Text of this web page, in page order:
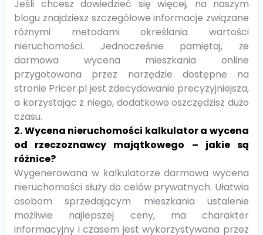
Jeśli chcesz dowiedzieć się więcej, na naszym
blogu znajdziesz szczegółowe informacje związane
różnymi metodami określania wartości
nieruchomości. Jednocześnie pamiętaj, że
darmowa wycena mieszkania online
przygotowana przez narzędzie dostępne na
stronie Pricer.pl jest zdecydowanie precyzyjniejsza,
a korzystając z niego, dodatkowo oszczędzisz dużo
czasu.
2. Wycena nieruchomości kalkulator a wycena
od rzeczoznawcy majątkowego – jakie są
różnice?
Wygenerowana w kalkulatorze darmowa wycena
nieruchomości służy do celów prywatnych. Ułatwia
osobom sprzedającym mieszkania ustalenie
możliwie najlepszej ceny, ma charakter
informacyjny i czasem jest wykorzystywana przez